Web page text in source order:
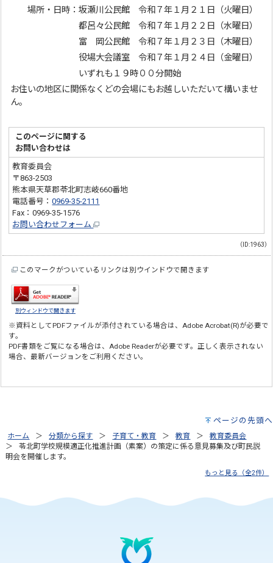
場所・日時：坂瀬川公民館 令和７年１月２１日（火曜日）
都呂々公民館 令和７年１月２２日（水曜日）
富 岡公民館 令和７年１月２３日（木曜日）
役場大会議室 令和７年１月２４日（金曜日）
いずれも１９時００分開始
お住いの地区に関係なくどの会場にもお越しいただいて構いませ
ん。
このページに関する
お問い合わせは
教育委員会
〒863-2503
熊本県天草郡苓北町志岐660番地
電話番号：0969-35-2111
Fax：0969-35-1576
お問い合わせフォーム
（ID:1963）
このマークがついているリンクは別ウインドウで開きます
別ウィンドウで開きます
※資料としてPDFファイルが添付されている場合は、Adobe Acrobat(R)が必要で
す。
PDF書類をご覧になる場合は、Adobe Readerが必要です。正しく表示されない
場合、最新バージョンをご利用ください。
ページの先頭へ
ホーム 分類から探す 子育て・教育 教育
教育委員会
苓北町学校規模適正化推進計画（素案）の策定に係る意見募集及び町民説
明会を開催します。
もっと見る（全2件）